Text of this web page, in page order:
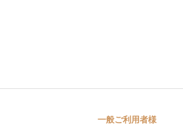
一般ご利用者様